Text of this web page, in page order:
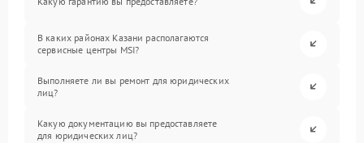
В каких районах Казани располагаются
сервисные центры MSI?
Выполняете ли вы ремонт для юридических
лиц?
Какую документацию вы предоставляете
для юридических лиц?